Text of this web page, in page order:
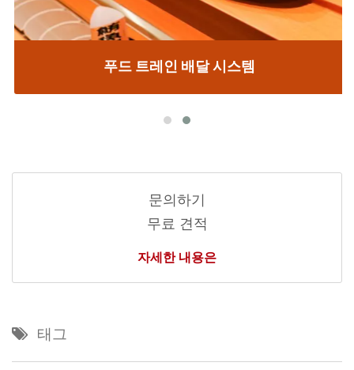
푸드 트레인 배달 시스템
문의하기
무료 견적
자세한 내용은
태그